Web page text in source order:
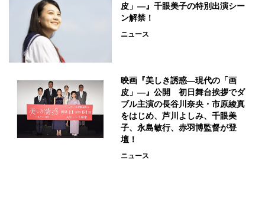
皮」―』千眼美子の特別出演シー
ン解禁！
ニュース
映画『美しき誘惑―現代の「画
皮」―』公開 初日舞台挨拶でダ
ブル主演の長谷川奈央・市原綾真
をはじめ、芦川よしみ、千眼美
子、永島敏行、赤羽博監督が登
壇！
ニュース